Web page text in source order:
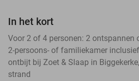
In het kort
Voor 2 of 4 personen: 2 ontspannen
2-persoons- of familiekamer
ontbijt bij Zoet & Slaap in
strand